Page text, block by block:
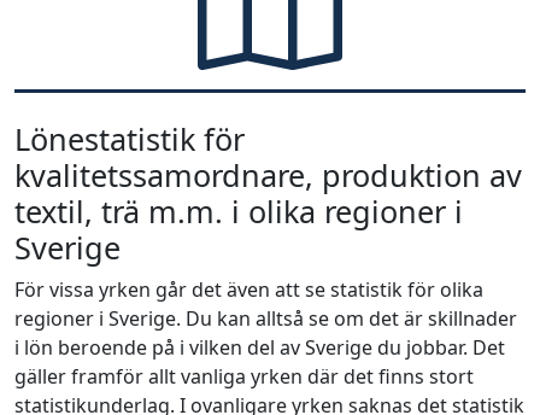
Lönestatistik för
kvalitetssamordnare, produktion av
textil, trä m.m. i olika regioner i
Sverige
För vissa yrken går det även att se statistik för olika
regioner i Sverige. Du kan alltså se om det är skillnader
i lön beroende på i vilken del av Sverige du jobbar. Det
gäller framför allt vanliga yrken där det finns stort
statistikunderlag. I ovanligare yrken saknas det statistik